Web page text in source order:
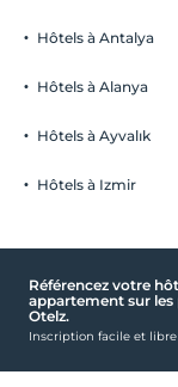
Hôtels à Antalya
Hôtels à Alanya
Hôtels à Ayvalık
Hôtels à Izmir
Référencez votre
appartement sur
Otelz.
Inscription facile et libre